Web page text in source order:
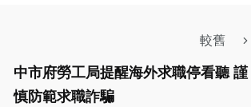
較舊
中市府勞工局提醒海外求職停看聽 謹
慎防範求職詐騙